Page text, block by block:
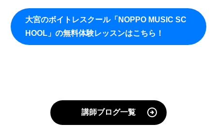
大宮のボイトレスクール「NOPPO MUSIC SC
HOOL」の無料体験レッスンはこちら！
講師ブログ一覧